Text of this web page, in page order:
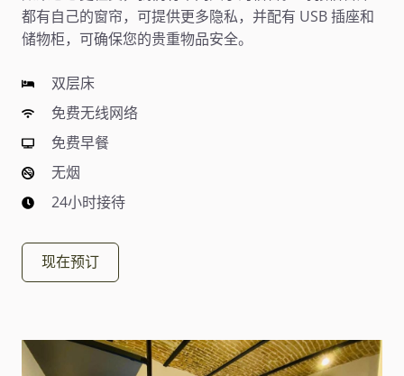
都有自己的窗帘，可提供更多隐私，并配有 USB 插座和
储物柜，可确保您的贵重物品安全。
双层床
免费无线网络
免费早餐
无烟
24小时接待
现在预订